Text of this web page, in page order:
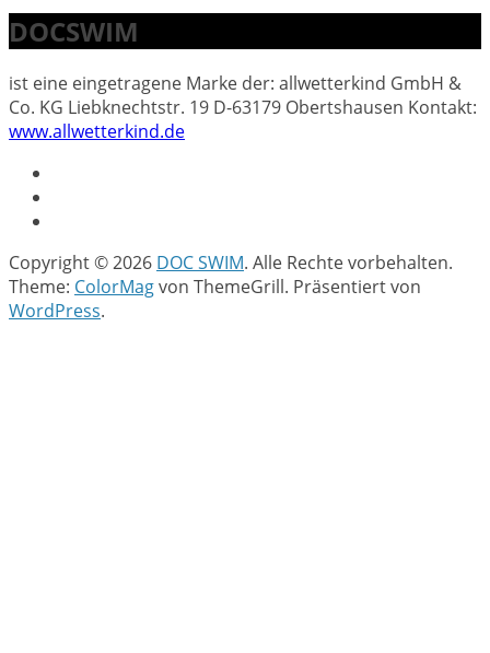
DOCSWIM
ist eine eingetragene Marke der: allwetterkind GmbH &
Co. KG Liebknechtstr. 19 D-63179 Obertshausen Kontakt:
www.allwetterkind.de
Copyright © 2026 DOC SWIM. Alle Rechte vorbehalten.
Theme: ColorMagvon ThemeGrill. Präsentiert von
WordPress.